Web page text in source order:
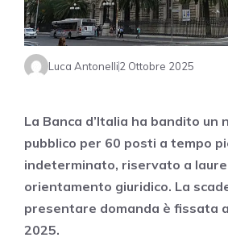
Luca Antonelli2 Ottobre 2025
La Banca d’Italia ha bandito un
pubblico per 60 posti a tempo
indeterminato, riservato a
orientamento giuridico. La
presentare domanda è fissata
2025.